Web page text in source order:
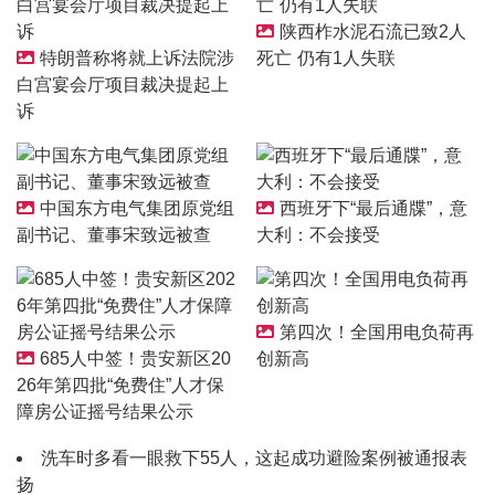
特朗普称将就上诉法院涉
白宫宴会厅项目裁决提起上
诉
陕西柞水泥石流已致2人
死亡 仍有1人失联
中国东方电气集团原党组
副书记、董事宋致远被查
西班牙下“最后通牒”，意
大利：不会接受
685人中签！贵安新区20
26年第四批“免费住”人才保
障房公证摇号结果公示
第四次！全国用电负荷再
创新高
洗车时多看一眼救下55人，这起成功避险案例被通报表
扬